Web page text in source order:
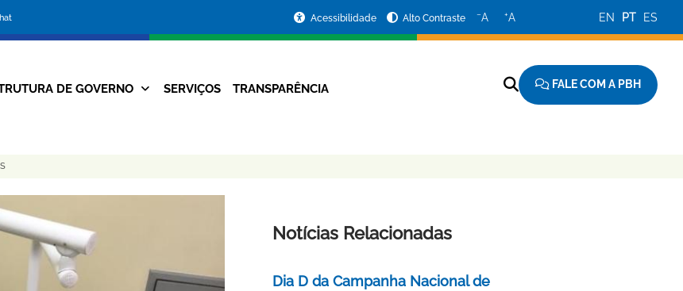
da
Prefeitura
Acessibilidade Alto Contraste −A +A EN PT ES
Navegação
DE GOVERNO SERVIÇOS TRANSPARÊNCIA FALE COM A PBH
Notícias Relacionadas
Dia D da Campanha Nacional de